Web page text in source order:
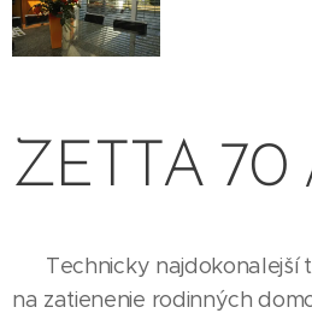
ZETTA 70
Technicky najdokonalejší
na zatienenie rodinných